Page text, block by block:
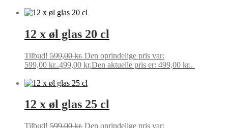
12 x øl glas 20 cl
Tilbud! 599,00kr. Den oprindelige pris var:
599,00 kr..499,00 kr.Den aktuelle pris er: 499,00 kr..
12 x øl glas 25 cl
Tilbud! 599,00kr. Den oprindelige pris var: